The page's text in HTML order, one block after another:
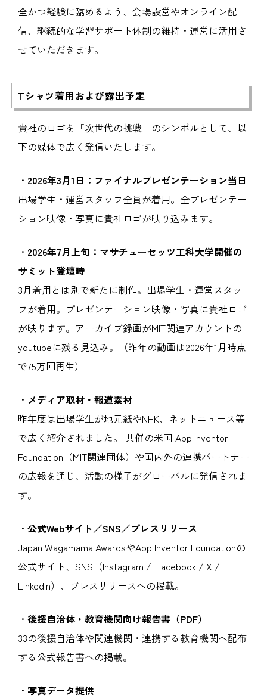
全かつ経験に臨めるよう、会場設営やオンライン配
信、継続的な学習サポート体制の維持・運営に活用さ
せていただきます。
Tシャツ着用および露出予定
貴社のロゴを「次世代の挑戦」のシンボルとして、以
下の媒体で広く発信いたします。
・ 2026年3月1日： ファイナルプレゼンテーション当日
出場学生・運営スタッフ全員が着用。全プレゼンテー
ション映像・写真に貴社ロゴが映り込みます。
・ 2026年7月上旬：マサチューセッツ工科大学開催の
サミット登壇時
3月着用とは別で新たに制作。出場学生・運営スタッ
フが着用。プレゼンテーション映像・写真に貴社ロゴ
が映ります。アーカイブ録画がMIT関連アカウントの
youtubeに残る見込み。（昨年の動画は2026年1月時点
で75万回再生）
・ メディア取材・報道素材
昨年度は出場学生が地元紙やNHK、ネットニュース等
で広く紹介されました。 共催の米国 App Inventor
Foundation（MIT関連団体）や国内外の連携パートナー
の広報を通じ、活動の様子がグローバルに発信されま
す。
・ 公式Webサイト／SNS／プレスリリース
Japan Wagamama AwardsやApp Inventor Foundationの
公式サイト、SNS（Instagram / Facebook / X /
Linkedin）、プレスリリースへの掲載。
・ 後援自治体・教育機関向け報告書（PDF）
33の後援自治体や関連機関・連携する教育機関へ配布
する公式報告書への掲載。
・ 写真データ提供